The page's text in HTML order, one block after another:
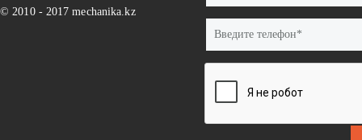
© 2010 - 2017 mechanika.kz
Телефон